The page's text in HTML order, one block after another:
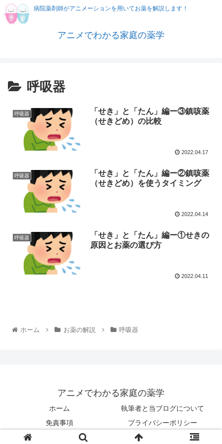
病院薬剤師がアニメーションを用いてお薬を解説します！
アニメでわかる家庭の薬学
呼吸器
呼吸器
「せき」と「たん」編ー③鎮咳薬
（せきどめ）の比較
2022.04.17
呼吸器
「せき」と「たん」編ー②鎮咳薬
（せきどめ）を使うタイミング
2022.04.14
呼吸器
「せき」と「たん」編ー①せきの
原因とお薬の選び方
2022.04.11
ホーム お薬の解説 呼吸器
アニメでわかる家庭の薬学
ホーム
執筆者と当ブログについて
免責事項
プライバシーポリシー
© 2022 アニメでわかる家庭の薬学.